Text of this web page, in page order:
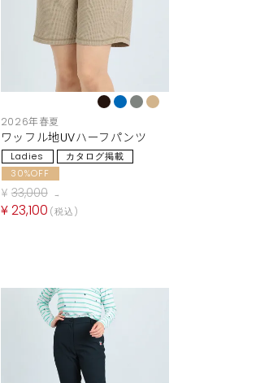
2026年春夏
ワッフル地UVハーフパンツ
Ladies
カタログ掲載
30%OFF
¥ 33,000 →
¥23,100 税込